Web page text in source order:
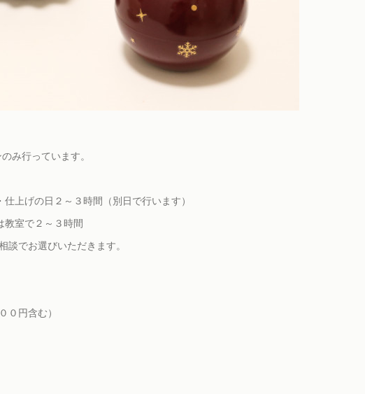
み行っています。
上げの日２～３時間（別日で行います）
室で２～３時間
でお選びいただきます。
０円含む）